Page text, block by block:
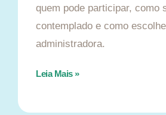
quem pode participar, como
contemplado e como
administradora.
Leia Mais »